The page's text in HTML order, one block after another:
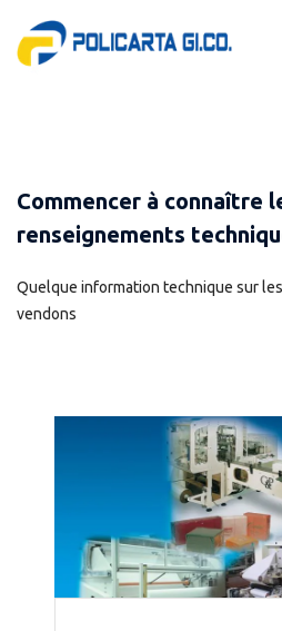
Commencer à connaître
renseignements
Quelque information technique sur
vendons